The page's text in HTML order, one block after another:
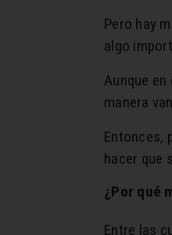
Pero hay
algo
Aunque
manera
Entonces,
hacer que
¿Por qué
Entre las